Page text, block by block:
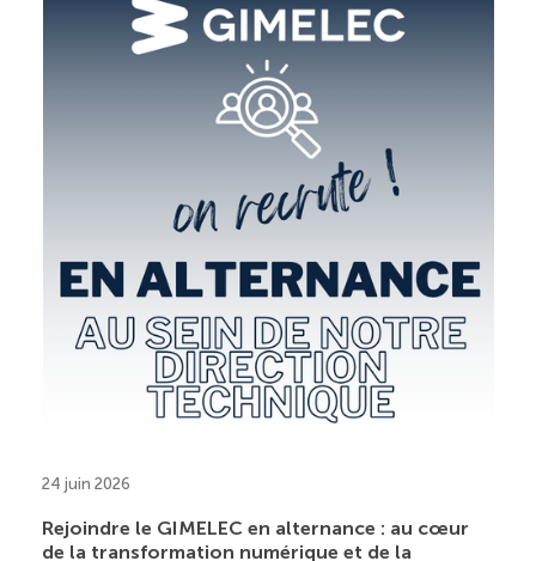
24 juin 2026
Rejoindre le GIMELEC en alternance : au cœur
de la transformation numérique et de la